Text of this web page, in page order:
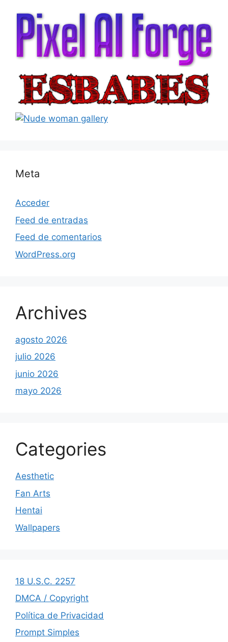
Meta
Acceder
Feed de entradas
Feed de comentarios
WordPress.org
Archives
agosto 2026
julio 2026
junio 2026
mayo 2026
Categories
Aesthetic
Fan Arts
Hentai
Wallpapers
18 U.S.C. 2257
DMCA / Copyright
Política de Privacidad
Prompt Simples